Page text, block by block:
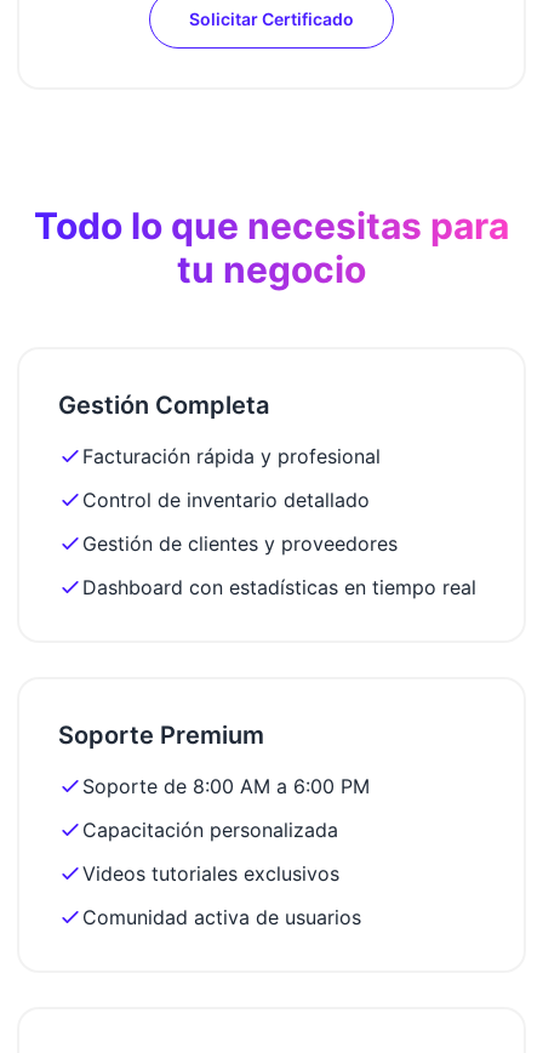
Solicitar Certificado
Todo lo que necesitas para
tu negocio
Gestión Completa
Facturación rápida y profesional
Control de inventario detallado
Gestión de clientes y proveedores
Dashboard con estadísticas en tiempo real
Soporte Premium
Soporte de 8:00 AM a 6:00 PM
Capacitación personalizada
Videos tutoriales exclusivos
Comunidad activa de usuarios